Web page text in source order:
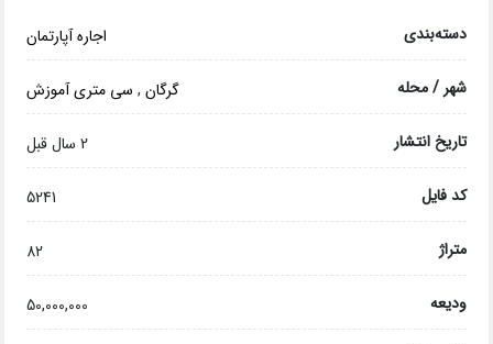
دسته‌بندی اجاره آپارتمان
شهر / محله گرگان, سی متری آموزش
تاریخ انتشار 2 سال قبل
کد فایل 5241
متراژ 82
ودیعه 50,000,000